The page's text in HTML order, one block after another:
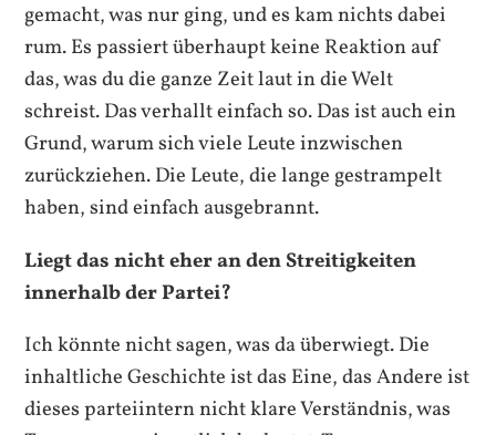
gemacht, was nur ging, und es kam nichts dabei
rum. Es passiert überhaupt keine Reaktion auf
das, was du die ganze Zeit laut in die Welt
schreist. Das verhallt einfach so. Das ist auch ein
Grund, warum sich viele Leute inzwischen
zurückziehen. Die Leute, die lange gestrampelt
haben, sind einfach ausgebrannt.
Liegt das nicht eher an den Streitigkeiten
innerhalb der Partei?
Ich könnte nicht sagen, was da überwiegt. Die
inhaltliche Geschichte ist das Eine, das Andere ist
dieses parteiintern nicht klare Verständnis, was